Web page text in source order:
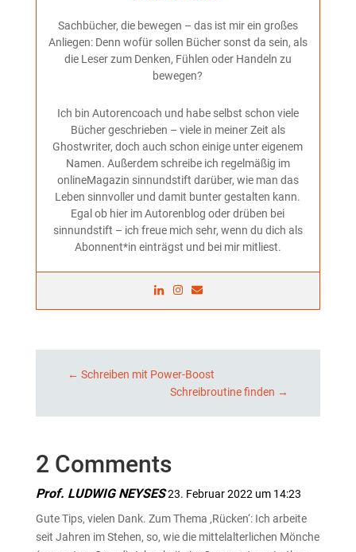
Sachbücher, die bewegen – das ist mir ein großes
Anliegen: Denn wofür sollen Bücher sonst da sein, als
die Leser zum Denken, Fühlen oder Handeln zu
bewegen?
Ich bin Autorencoach und habe selbst schon viele
Bücher geschrieben – viele in meiner Zeit als
Ghostwriter, doch auch schon einige unter eigenem
Namen. Außerdem schreibe ich regelmäßig im
onlineMagazin sinnundstift darüber, wie man das
Leben sinnvoller und damit bunter gestalten kann.
Egal ob hier im Autorenblog oder drüben bei
sinnundstift – ich freue mich sehr, wenn du dich als
Abonnent*in einträgst und bei mir mitliest.
← Schreiben mit Power-Boost
Schreibroutine finden →
2 Comments
Prof. LUDWIG NEYSES 23. Februar 2022 um 14:23
Gute Tips, vielen Dank. Zum Thema ‚Rücken‘: Ich arbeite
seit Jahren im Stehen, so, wie die mittelalterlichen Mönche